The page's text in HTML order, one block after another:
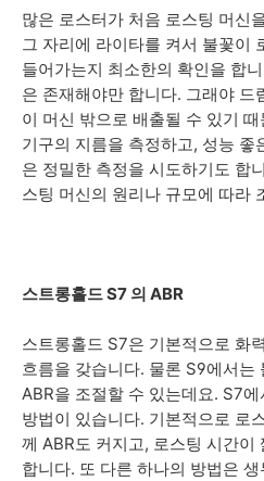
많은 로스터가 처음 로스팅 머신
그 자리에 라이타를 켜서 불꽃이
들어가는지 최소한의 확인을 합
은 존재해야만 합니다. 그래야 드
이 머신 밖으로 배출될 수 있기
기구의 지름을 측정하고, 성능 좋
은 정밀한 측정을 시도하기도 합
스팅 머신의 원리나 규모에 따라
스트롱홀드 S7 의 ABR
스트롱홀드 S7은 기본적으로 화
흐름을 갖습니다. 물론 S9에서는
ABR을 조절할 수 있는데요. S7
방법이 있습니다. 기본적으로 로
께 ABR도 커지고, 로스팅 시간이
합니다. 또 다른 하나의 방법은